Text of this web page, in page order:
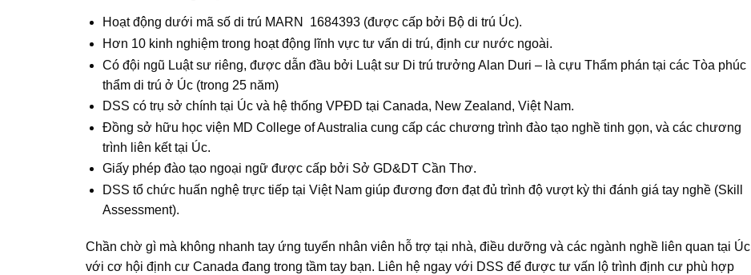
Hoạt động dưới mã số di trú MARN 1684393 (được cấp bởi Bộ di trú Úc).
Hơn 10 kinh nghiệm trong hoạt động lĩnh vực tư vấn di trú, định cư nước ngoài.
Có đội ngũ Luật sư riêng, được dẫn đầu bởi Luật sư Di trú trưởng Alan Duri – là cựu Thẩm phán tại các Tòa phúc
thẩm di trú ở Úc (trong 25 năm)
DSS có trụ sở chính tại Úc và hệ thống VPĐD tại Canada, New Zealand, Việt Nam.
Đồng sở hữu học viện MD College of Australia cung cấp các chương trình đào tạo nghề tinh gọn, và các chương
trình liên kết tại Úc.
Giấy phép đào tạo ngoại ngữ được cấp bởi Sở GD&DT Cần Thơ.
DSS tổ chức huấn nghệ trực tiếp tại Việt Nam giúp đương đơn đạt đủ trình độ vượt kỳ thi đánh giá tay nghề (Skill
Assessment).
Chần chờ gì mà không nhanh tay ứng tuyển nhân viên hỗ trợ tại nhà, điều dưỡng và các ngành nghề liên quan tại Úc
với cơ hội định cư Canada đang trong tầm tay bạn. Liên hệ ngay với DSS để được tư vấn lộ trình định cư phù hợp